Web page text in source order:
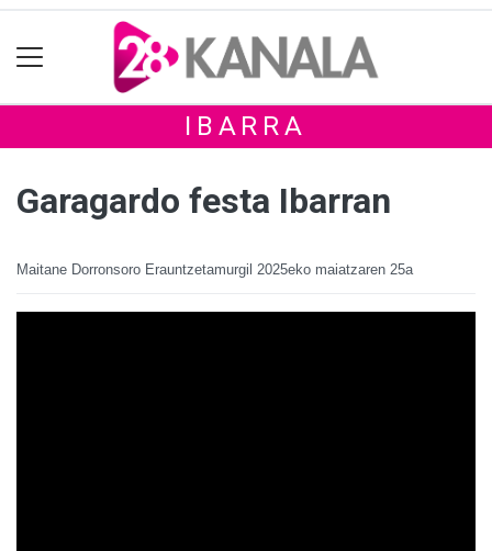
IBARRA
Garagardo festa Ibarran
Maitane Dorronsoro Erauntzetamurgil 2025eko maiatzaren 25a